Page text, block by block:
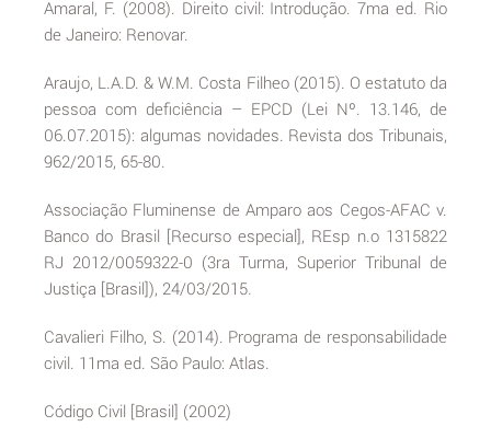
Amaral, F. (2008). Direito civil: Introdução. 7ma ed. Rio
de Janeiro: Renovar.
Araujo, L.A.D. & W.M. Costa Filheo (2015). O estatuto da
pessoa com deficiência – EPCD (Lei Nº. 13.146, de
06.07.2015): algumas novidades. Revista dos Tribunais,
962/2015, 65-80.
Associação Fluminense de Amparo aos Cegos-AFAC v.
Banco do Brasil [Recurso especial], REsp n.o 1315822
RJ 2012/0059322-0 (3ra Turma, Superior Tribunal de
Justiça [Brasil]), 24/03/2015.
Cavalieri Filho, S. (2014). Programa de responsabilidade
civil. 11ma ed. São Paulo: Atlas.
Código Civil [Brasil] (2002)